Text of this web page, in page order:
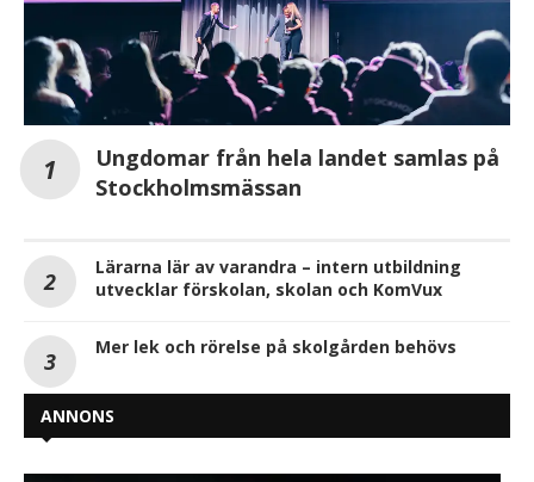
Ungdomar från hela landet samlas på
Stockholmsmässan
Lärarna lär av varandra – intern utbildning
utvecklar förskolan, skolan och KomVux
Mer lek och rörelse på skolgården behövs
ANNONS